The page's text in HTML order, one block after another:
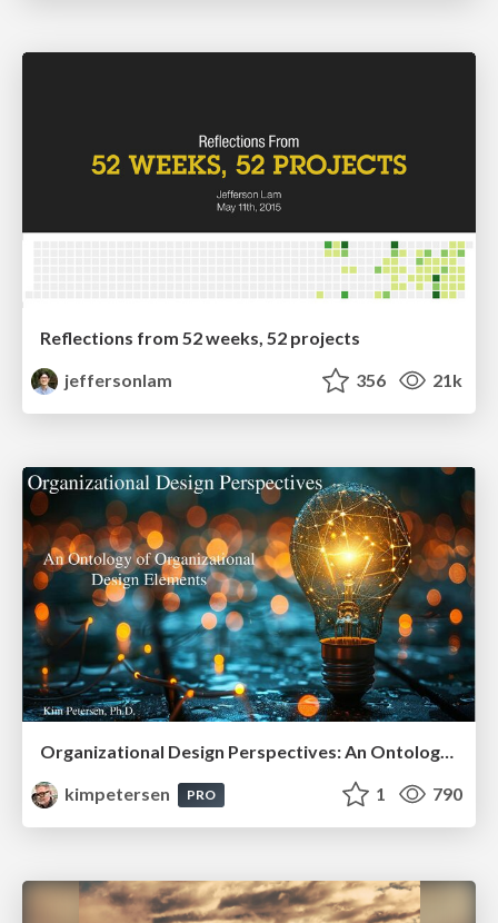
Reflections from 52 weeks, 52 projects
jeffersonlam
356 21k
Organizational Design Perspectives: An Ontology of Organizational Design Elements
kimpetersen
PRO 1 790